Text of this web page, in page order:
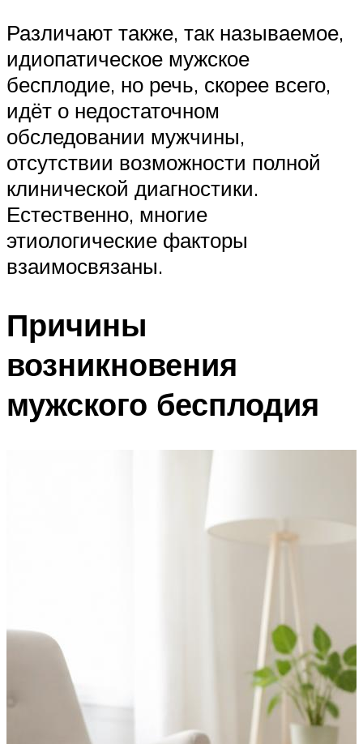
Различают также, так называемое,
идиопатическое мужское
бесплодие, но речь, скорее всего,
идёт о недостаточном
обследовании мужчины,
отсутствии возможности полной
клинической диагностики.
Естественно, многие
этиологические факторы
взаимосвязаны.
Причины
возникновения
мужского бесплодия